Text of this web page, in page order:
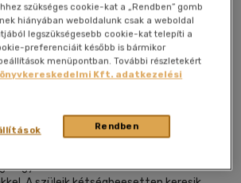
Kívánságlistához adom Megosztom
Kft 2024|magyar nyelvű
kisgyerek és fiatal küzd mentális és
szükséges cookie-kat a „Rendben” gomb
hiányában weboldalunk csak a weboldal
legszükségesebb cookie-kat telepíti a
preferenciáit később is bármikor
menüpontban. További részletekért
Kft. adatkezelési
Rendben